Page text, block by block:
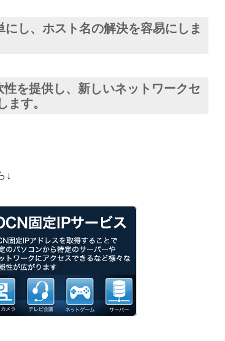
し、ホスト名の解決を容易にしま
を提供し、新しいネットワークセ
す。
↓